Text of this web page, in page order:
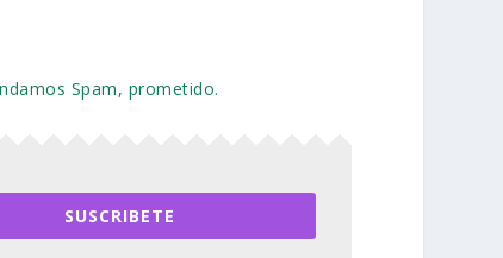
Spam, prometido.
SUSCRIBETE